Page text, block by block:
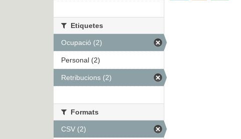
Etiquetes
Ocupació (2)
Personal (2)
Retribucions (2)
Formats
CSV (2)